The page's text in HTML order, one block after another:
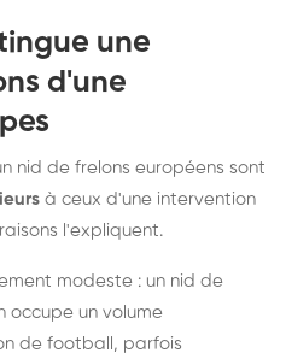
une
d'une
nid de frelons européens sont
à ceux d'une intervention
l'expliquent.
modeste : un nid de
occupe un volume
de football, parfois